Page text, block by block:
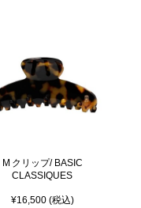
M クリップ/ BASIC
CLASSIQUES
¥16,500 (税込)